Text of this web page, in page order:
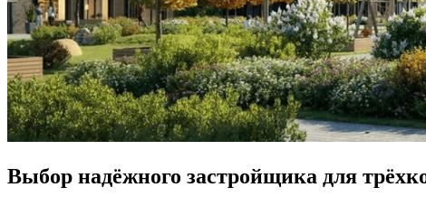
Выбор надёжного застройщика для